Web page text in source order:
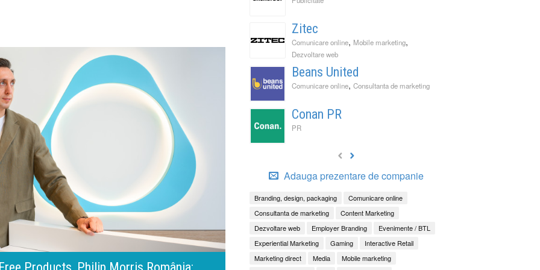
Zitec
Comunicare online, Mobile marketing,
Dezvoltare web
Beans United
Comunicare online, Consultanta de marketing
Conan PR
PR
Adauga prezentare de companie
Branding, design, packaging
Comunicare online
Consultanta de marketing
Content Marketing
Dezvoltare web
Employer Branding
Evenimente / BTL
Experiential Marketing
Gaming
Interactive Retail
Marketing direct
Media
Mobile marketing